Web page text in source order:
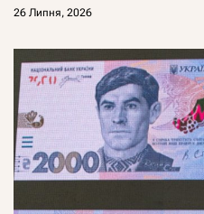
26 Липня, 2026